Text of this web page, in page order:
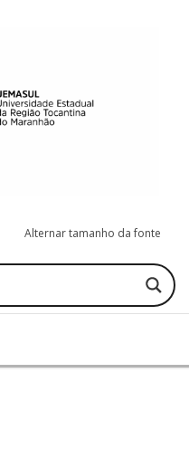
Alternar tamanho da fonte